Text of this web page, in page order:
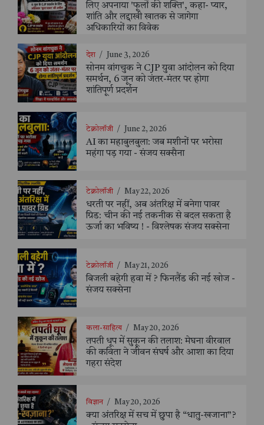
लिए अपनाया 'फूलों की शक्ति', कहा- प्यार,
शांति और लद्दाखी खातक से जागेगा
अधिकारियों का विवेक
देश / June 3, 2026
सोनम वांगचुक ने CJP युवा आंदोलन को दिया
समर्थन, 6 जून को जंतर-मंतर पर होगा
शांतिपूर्ण प्रदर्शन
टेक्नोलॉजी / June 2, 2026
AI का महाबुलबुला: जब मशीनों पर भरोसा
महंगा पड़ गया - संजय सक्सैना
टेक्नोलॉजी / May 22, 2026
धरती पर नहीं, अब अंतरिक्ष में बनेगा पावर
ग्रिड: चीन की नई तकनीक से बदल सकता है
ऊर्जा का भविष्य ! - विश्लेषक संजय सक्सेना
टेक्नोलॉजी / May 21, 2026
बिजली बहेगी हवा में ? फिनलैंड की नई खोज -
संजय सक्सेना
कला-साहित्य / May 20, 2026
तपती धूप में सुकून की तलाश: मेघना वीरवाल
की कविता ने जीवन संघर्ष और आशा का दिया
गहरा संदेश
विज्ञान / May 20, 2026
क्या अंतरिक्ष में सच में छुपा है “धातु-खजाना”?